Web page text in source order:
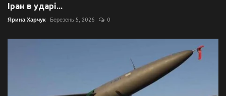
Іран в ударі...
Ярина Харчук Березень 5, 2026 0